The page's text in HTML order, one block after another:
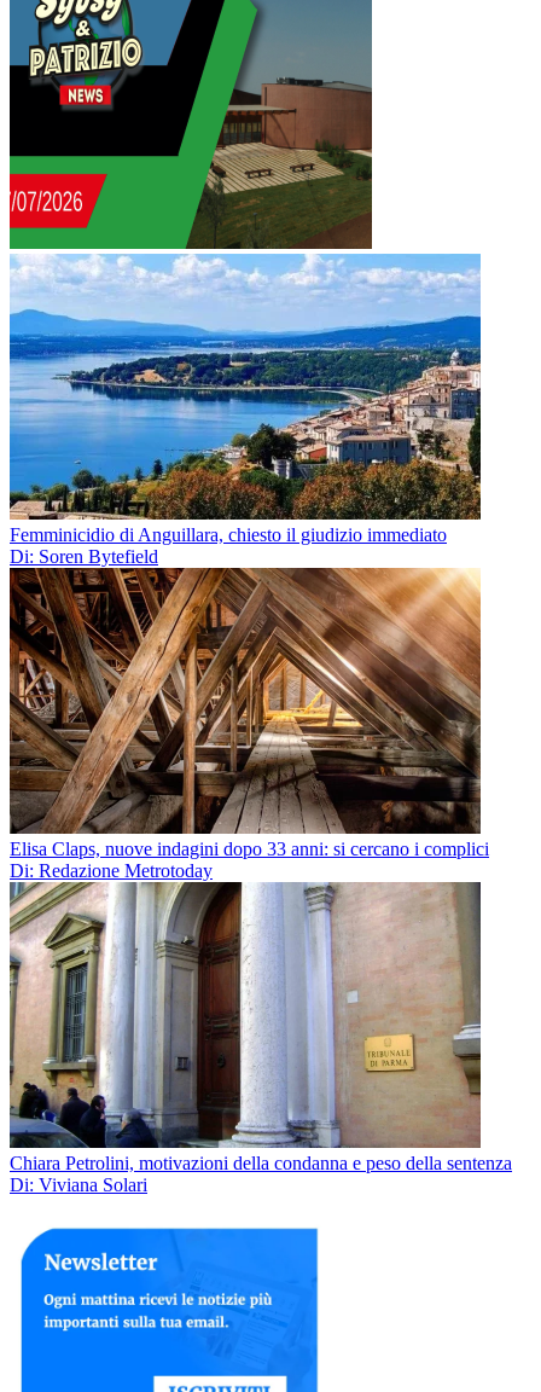
Femminicidio di Anguillara, chiesto il giudizio immediato
Di: Soren Bytefield
Elisa Claps, nuove indagini dopo 33 anni: si cercano i complici
Di: Redazione Metrotoday
Chiara Petrolini, motivazioni della condanna e peso della sentenza
Di: Viviana Solari